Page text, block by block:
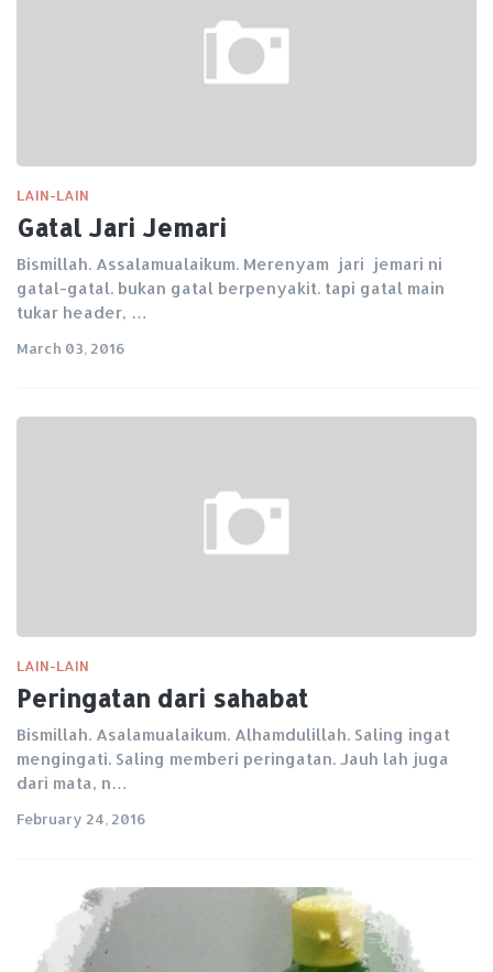
LAIN-LAIN
Gatal Jari Jemari
Bismillah. Assalamualaikum. Merenyam jari jemari ni
gatal-gatal. bukan gatal berpenyakit. tapi gatal main
tukar header, …
March 03, 2016
LAIN-LAIN
Peringatan dari sahabat
Bismillah. Asalamualaikum. Alhamdulillah. Saling ingat
mengingati. Saling memberi peringatan. Jauh lah juga
dari mata, n…
February 24, 2016